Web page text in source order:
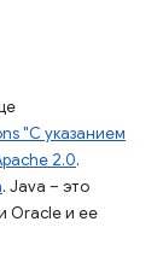
"С указанием
2.0.
. Java – это
Oracle и ее